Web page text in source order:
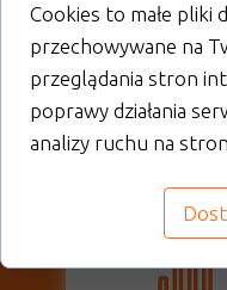
Cookies to małe pliki
przechowywane na
przeglądania stron
poprawy działania
analizy ruchu na